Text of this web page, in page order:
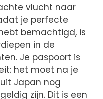
vlucht naar
je perfecte
bemachtigd, is
in de
Je paspoort is
het moet na je
Japan nog
zijn. Dit is een